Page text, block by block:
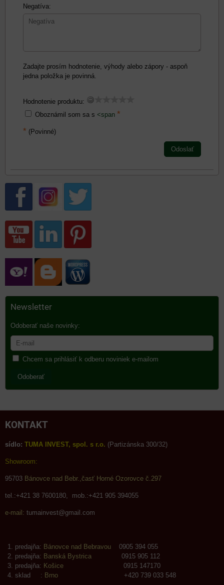
Negatíva:
Zadajte prosím hodnotenie, výhody alebo zápory - aspoň
jedna položka je povinná.
Hodnotenie produktu:
Oboznámil som sa s <span *
* (Povinné)
Odoslať
Newsletter
Odoberať naše novinky:
Chcem sa prihlásiť k odberu noviniek e-mailom
Odoberať
KONTAKT
sídlo: TUMA INVEST, spol. s r.o. (Partizánska 300/32)
Showroom:
95703 Bánovce nad Bebr.,časť Horné Ozorovce č.297
tel.:+421 38 7600180, mob.:+421 905 394055
e-mail: tumainvest@gmail.com
predajňa: Bánovce nad Bebravou 0905 394 055
predajňa: Banská Bystrica 0915 905 112
predajňa: Košice 0915 147170
sklad : Brno +420 739 033 548